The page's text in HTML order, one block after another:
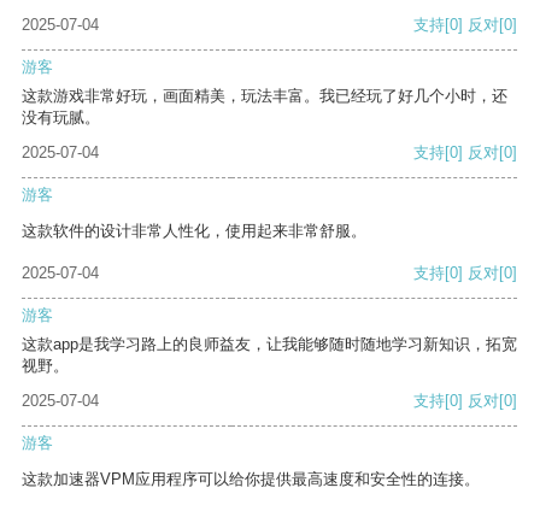
2025-07-04
支持[0] 反对[0]
游客
这款游戏非常好玩，画面精美，玩法丰富。我已经玩了好几个小时，还
没有玩腻。
2025-07-04
支持[0] 反对[0]
游客
这款软件的设计非常人性化，使用起来非常舒服。
2025-07-04 支持[0] 反对[0]
游客
这款app是我学习路上的良师益友，让我能够随时随地学习新知识，拓宽
视野。
2025-07-04
支持[0] 反对[0]
游客
这款加速器VPM应用程序可以给你提供最高速度和安全性的连接。